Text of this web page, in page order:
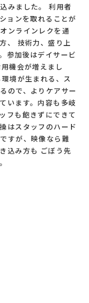
みました。 利用者
ョンを取れることが
ンラインレクを通
、 技術力、盛り上
参加後はデイサービ
機会が増えまし
境が生まれる、ス
ので、よりケアサー
います。内容も多岐
フも飽きずにできて
はスタッフのハード
すが、映像なら難
込み方も ごぼう先